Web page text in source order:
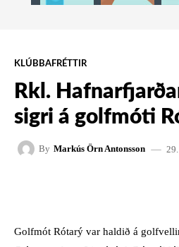
KLÚBBAFRÉTTIR
Rkl.
sigri á golfmóti
By Markús Örn Antonsson
Golfmót Rótarý var haldið á